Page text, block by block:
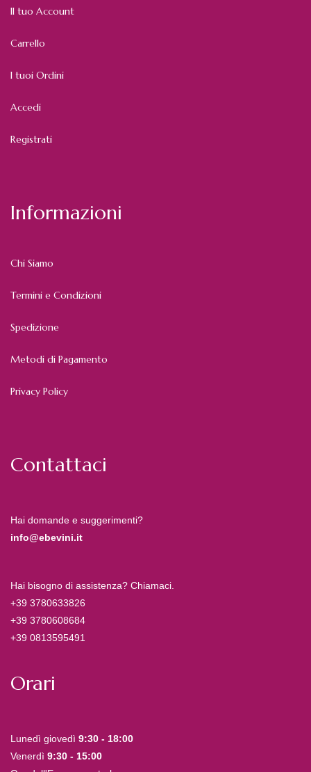
Il tuo Account
Carrello
I tuoi Ordini
Accedi
Registrati
Informazioni
Chi Siamo
Termini e Condizioni
Spedizione
Metodi di Pagamento
Privacy Policy
Contattaci
Hai domande e suggerimenti?
info@ebevini.it
Hai bisogno di assistenza? Chiamaci.
+39 3780633826
+39 3780608684
+39 0813595491
Orari
Lunedì giovedì 9:30 - 18:00
Venerdì 9:30 - 15:00